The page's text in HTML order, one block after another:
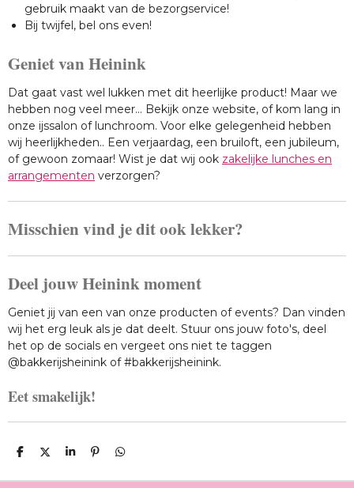
gebruik maakt van de bezorgservice!
Bij twijfel, bel ons even!
Geniet van Heinink
Dat gaat vast wel lukken met dit heerlijke product! Maar we
hebben nog veel meer... Bekijk onze website, of kom lang in
onze ijssalon of lunchroom. Voor elke gelegenheid hebben
wij heerlijkheden.. Een verjaardag, een bruiloft, een jubileum,
of gewoon zomaar! Wist je dat wij ook zakelijke lunches en
arrangementen verzorgen?
Misschien vind je dit ook lekker?
Deel jouw Heinink moment
Geniet jij van een van onze producten of events? Dan vinden
wij het erg leuk als je dat deelt. Stuur ons jouw foto's, deel
het op de socials en vergeet ons niet te taggen
@bakkerijsheinink of #bakkerijsheinink.
Eet smakelijk!
D
L
D
E
S
A
P
N
D
L